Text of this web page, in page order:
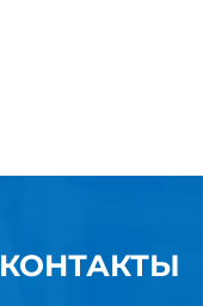
КОНТАКТЫ